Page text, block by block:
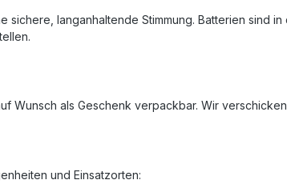
sichere, langanhaltende Stimmung. Batterien
Wunsch als Geschenk verpackbar. Wir
und Einsatzorten: